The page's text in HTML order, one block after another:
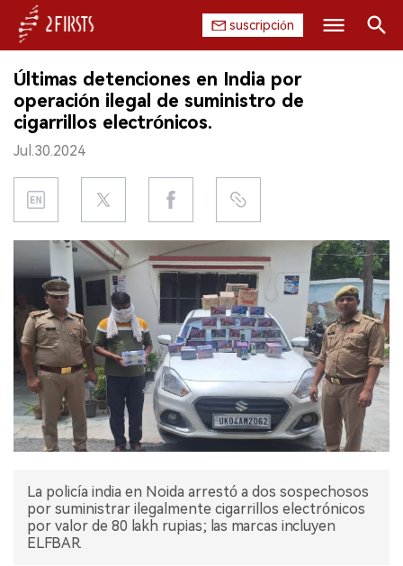
suscripción
INICIO
EMPRESA
PRODUCTO
REGULACIÓN
CHINA
DATOS
EXPOSICIÓN
ENTREVISTA
Últimas detenciones en India por
operación ilegal de suministro de
cigarrillos electrónicos.
Jul.30.2024
La policía india en Noida arrestó a dos sospechosos
por suministrar ilegalmente cigarrillos electrónicos
por valor de 80 lakh rupias; las marcas incluyen
ELFBAR.